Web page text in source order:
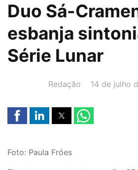
Duo Sá-
esbanja
Série Lunar
AUTOR(A):
Redação DATA:
14 de julho
Foto: Paula Fróes